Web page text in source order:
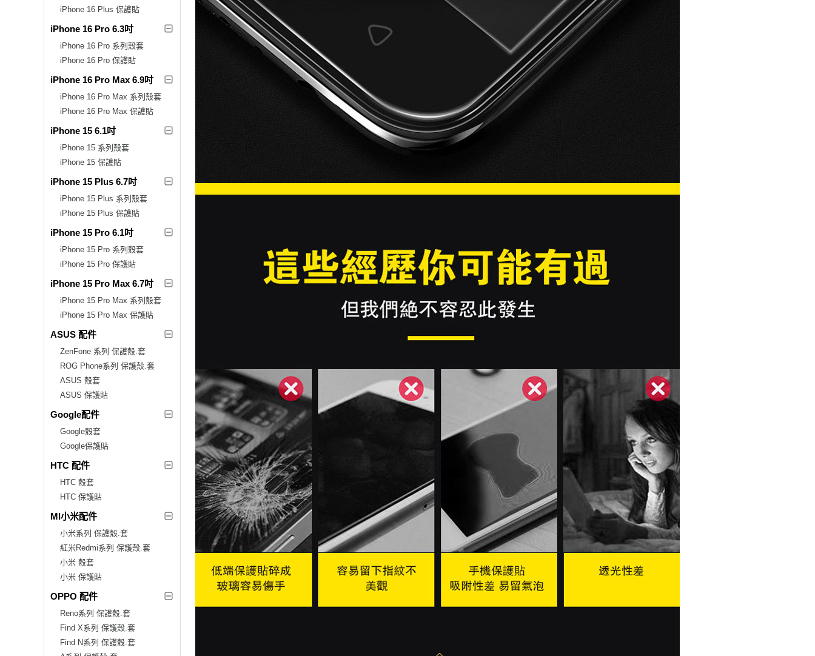
iPhone 16 Plus 保護貼
iPhone 16 Pro 6.3吋
iPhone 16 Pro 系列殼套
iPhone 16 Pro 保護貼
iPhone 16 Pro Max 6.9吋
iPhone 16 Pro Max 系列殼套
iPhone 16 Pro Max 保護貼
iPhone 15 6.1吋
iPhone 15 系列殼套
iPhone 15 保護貼
iPhone 15 Plus 6.7吋
iPhone 15 Plus 系列殼套
iPhone 15 Plus 保護貼
iPhone 15 Pro 6.1吋
iPhone 15 Pro 系列殼套
iPhone 15 Pro 保護貼
iPhone 15 Pro Max 6.7吋
iPhone 15 Pro Max 系列殼套
iPhone 15 Pro Max 保護貼
ASUS 配件
ZenFone 系列 保護殼.套
ROG Phone系列 保護殼.套
ASUS 殼套
ASUS 保護貼
Google配件
Google殼套
Google保護貼
HTC 配件
HTC 殼套
HTC 保護貼
MI小米配件
小米系列 保護殼.套
紅米Redmi系列 保護殼.套
小米 殼套
小米 保護貼
OPPO 配件
Reno系列 保護殼.套
Find X系列 保護殼.套
Find N系列 保護殼.套